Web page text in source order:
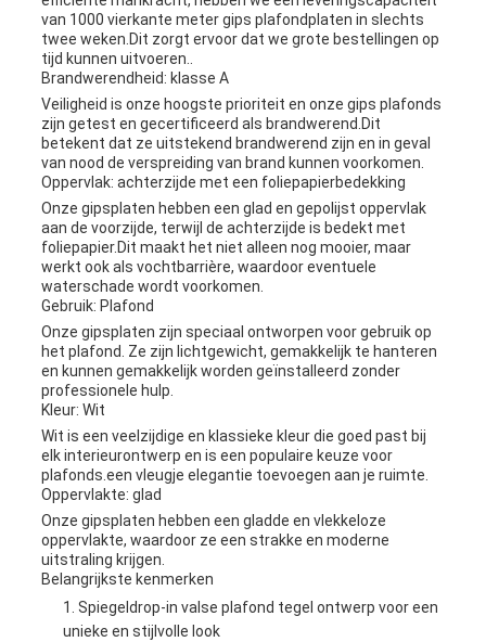
van 1000 vierkante meter gips plafondplaten in slechts
twee weken.Dit zorgt ervoor dat we grote bestellingen op
tijd kunnen uitvoeren..
Brandwerendheid: klasse A
Veiligheid is onze hoogste prioriteit en onze gips plafonds
zijn getest en gecertificeerd als brandwerend.Dit
betekent dat ze uitstekend brandwerend zijn en in geval
van nood de verspreiding van brand kunnen voorkomen.
Oppervlak: achterzijde met een foliepapierbedekking
Onze gipsplaten hebben een glad en gepolijst oppervlak
aan de voorzijde, terwijl de achterzijde is bedekt met
foliepapier.Dit maakt het niet alleen nog mooier, maar
werkt ook als vochtbarrière, waardoor eventuele
waterschade wordt voorkomen.
Gebruik: Plafond
Onze gipsplaten zijn speciaal ontworpen voor gebruik op
het plafond. Ze zijn lichtgewicht, gemakkelijk te hanteren
en kunnen gemakkelijk worden geïnstalleerd zonder
professionele hulp.
Kleur: Wit
Wit is een veelzijdige en klassieke kleur die goed past bij
elk interieurontwerp en is een populaire keuze voor
plafonds.een vleugje elegantie toevoegen aan je ruimte.
Oppervlakte: glad
Onze gipsplaten hebben een gladde en vlekkeloze
oppervlakte, waardoor ze een strakke en moderne
uitstraling krijgen.
Belangrijkste kenmerken
Spiegeldrop-in valse plafond tegel ontwerp voor een
unieke en stijlvolle look